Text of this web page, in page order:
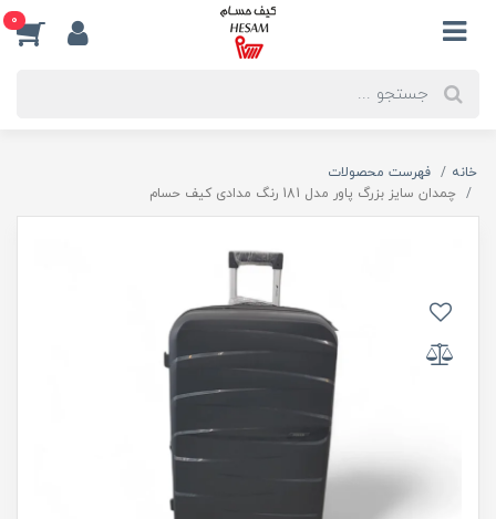
0
خانه
فهرست محصولات
چمدان سایز بزرگ پاور مدل 181 رنگ مدادی کیف حسام